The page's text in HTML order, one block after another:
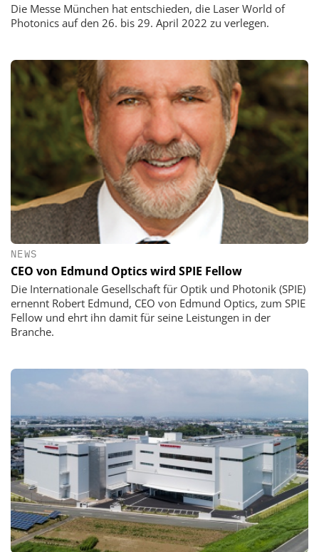
Die Messe München hat entschieden, die Laser World of
Photonics auf den 26. bis 29. April 2022 zu verlegen.
NEWS
CEO von Edmund Optics wird SPIE Fellow
Die Internationale Gesellschaft für Optik und Photonik (SPIE)
ernennt Robert Edmund, CEO von Edmund Optics, zum SPIE
Fellow und ehrt ihn damit für seine Leistungen in der
Branche.